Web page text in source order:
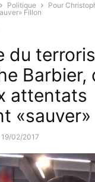
Politique
Pour
Fillon
du
Barbier,
attentats
«sauver»
19/02/2017